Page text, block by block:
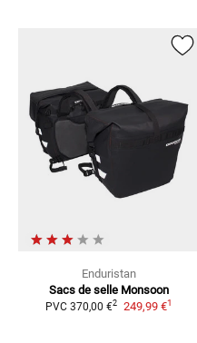
Enduristan
Sacs de selle Monsoon
PVC 370,00 €2 249,99 €1